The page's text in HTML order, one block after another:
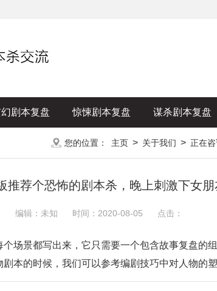
剧本复盘 惊悚剧本复盘 谋杀剧本复盘
您的位置： 主页 > 关于我们 > 正在咨
推荐个恐怖的剧本杀，晚上刺激下女朋
编辑：未知 时间：2020-08-05 点击：
场景都写出来，它只需要一个包含故事复盘的
本的时候，我们可以参考编剧技巧中对人物的塑